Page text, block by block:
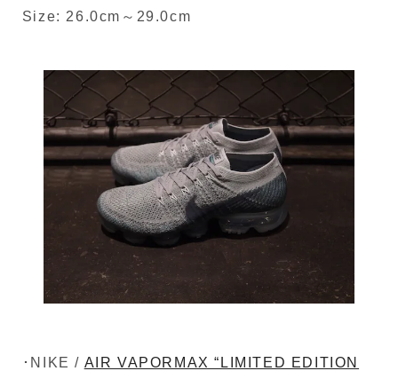
Size: 26.0cm～29.0cm
･NIKE / AIR VAPORMAX “LIMITED EDITION